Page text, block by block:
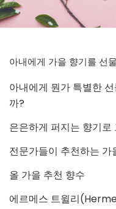
아내에게 가을 향기를 선
아내에게 뭔가 특별한
까?
은은하게 퍼지는 향기
전문가들이 추천하는 가
올 가을 추천 향수
에르메스 트윌리